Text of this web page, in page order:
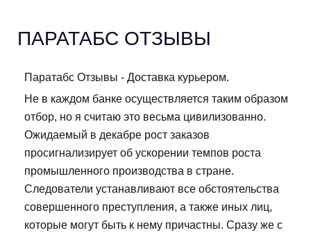
ПАРАТАБС ОТЗЫВЫ
Паратабс Отзывы - Доставка курьером.
Не в каждом банке осуществляется таким образом
отбор, но я считаю это весьма цивилизованно.
Ожидаемый в декабре рост заказов
просигнализирует об ускорении темпов роста
промышленного производства в стране.
Следователи устанавливают все обстоятельства
совершенного преступления, а также иных лиц,
которые могут быть к нему причастны. Сразу же с